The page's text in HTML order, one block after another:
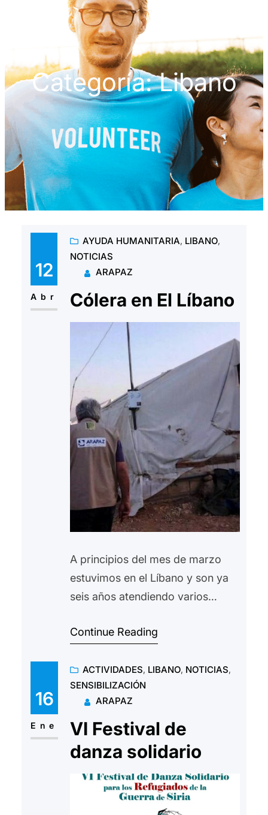
Categoría:Libano
12
Abr
AYUDA HUMANITARIA, LIBANO
NOTICIAS
ARAPAZ
Cólera en El Líbano
A principios del mes de marzo
estuvimos en el Líbano y son ya
seis años atendiendo varios
guerra en la vecina Siria. La
años y su situación, como la de
los propios libaneses va
empeorando en proporción
geométrica. La última vez, hace
año y…
Continue Reading
16
Ene
ACTIVIDADES, LIBANO, NOTICIAS
SENSIBILIZACIÓN
ARAPAZ
VI Festival de
danza solidario